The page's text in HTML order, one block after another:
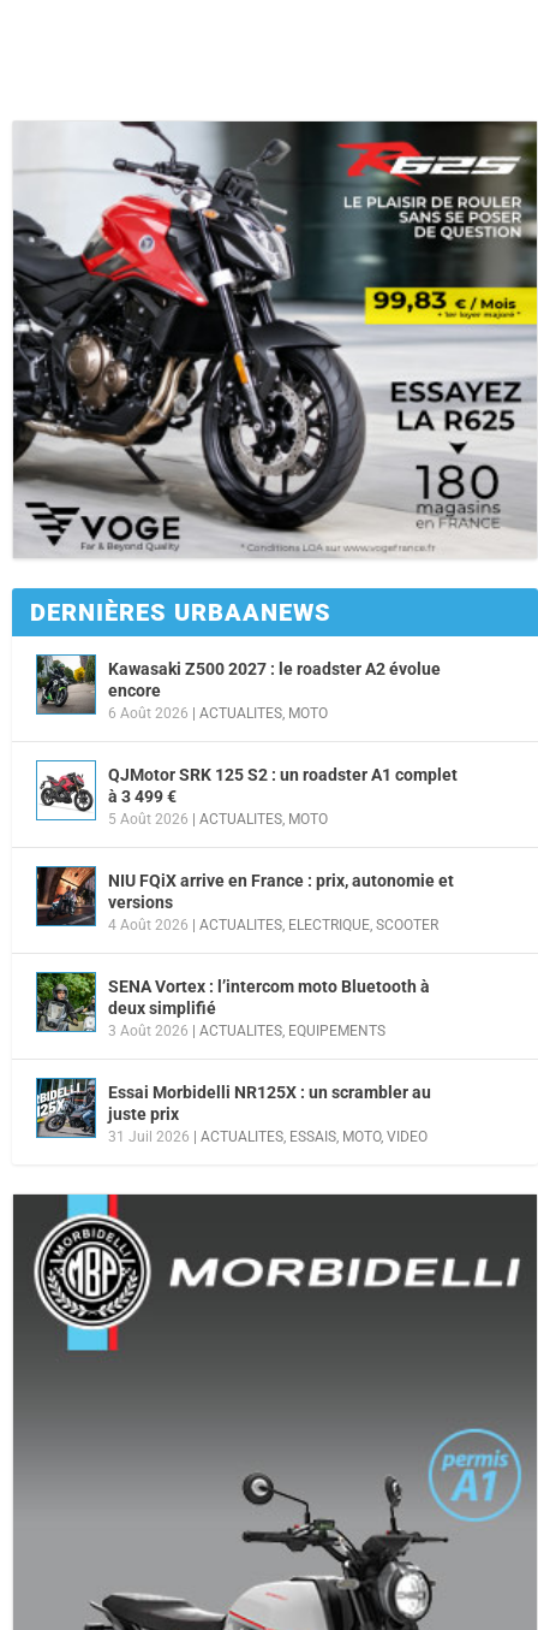
DERNIÈRES URBAANEWS
Kawasaki Z500 2027 : le roadster A2 évolue
encore
6 Août 2026 ACTUALITES, MOTO
QJMotor SRK 125 S2 : un roadster A1 complet
à 3 499 €
5 Août 2026 ACTUALITES, MOTO
NIU FQiX arrive en France : prix, autonomie et
versions
4 Août 2026 ACTUALITES, ELECTRIQUE, SCOOTER
SENA Vortex : l’intercom moto Bluetooth à
deux simplifié
3 Août 2026 ACTUALITES, EQUIPEMENTS
Essai Morbidelli NR125X : un scrambler au
juste prix
31 Juil 2026 ACTUALITES, ESSAIS, MOTO, VIDEO